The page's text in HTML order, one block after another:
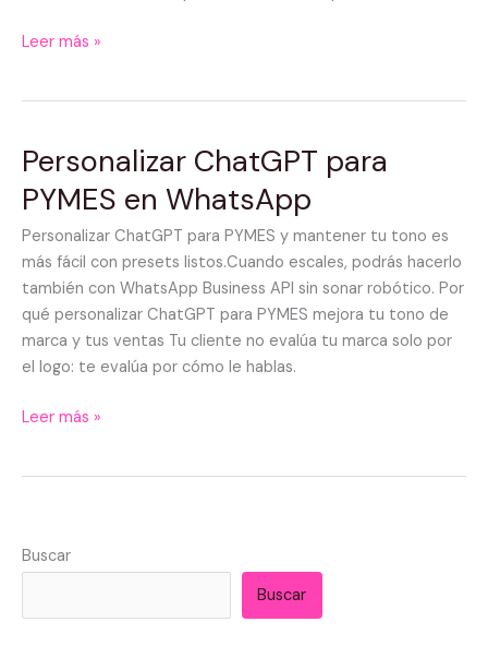
Leer más »
Personalizar ChatGPT para
PYMES en WhatsApp
Personalizar ChatGPT para PYMES y mantener tu tono es
más fácil con presets listos.Cuando escales, podrás hacerlo
también con WhatsApp Business API sin sonar robótico. Por
qué personalizar ChatGPT para PYMES mejora tu tono de
marca y tus ventas Tu cliente no evalúa tu marca solo por
el logo: te evalúa por cómo le hablas.
Personalizar
para
PYMES
en
WhatsApp
Leer más »
Buscar
Buscar